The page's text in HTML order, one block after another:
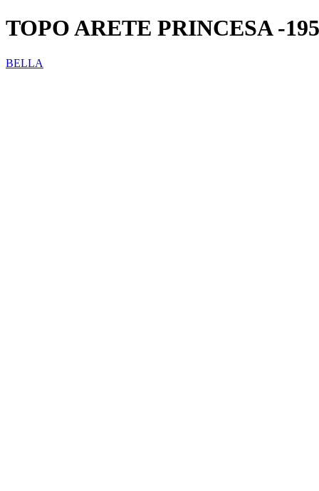
TOPO ARETE PRINCESA -
BELLA